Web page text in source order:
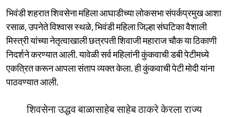
भिवंडी शहरात शिवसेना महिला आघाडीच्या लोकसभा संपर्कप्रमुख आशा
रसाळ, उपनेते विश्वास स्थळे, भिवंडी महिला जिल्हा संघटिका वैशाली
मिस्त्री यांच्या नेतृत्वाखाली छत्रपती शिवाजी महाराज चौक या ठिकाणी
निदर्शने करण्यात आली. यावेळी सर्व महिलांनी कुंकवाची डबी पेटीमध्ये
एकत्रित करून आपला संताप व्यक्त केला. ही कुंकवाची पेटी मोदी यांना
पाठवण्यात आली.
शिवसेना उद्धव बाळासाहेब साहेब ठाकरे केरला राज्य